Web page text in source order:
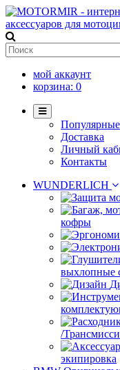
мой аккаунт
корзина: 0
Доставка
Личный
Контакты
WUNDERLICH
кофры
выхлопные
/
экипировка